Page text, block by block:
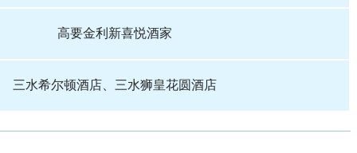
高要金利新喜悦酒家
三水希尔顿酒店、三水狮皇花圆酒店